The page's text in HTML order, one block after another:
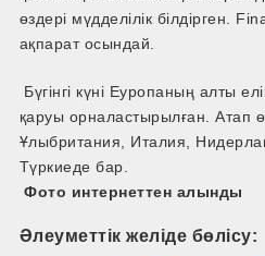
өздері мүдделілік білдірген.
ақпарат осындай.
Бүгінгі күні Еуропаның алты
қаруы орналастырылған. Атап
Ұлыбритания, Италия,
Түркиеде бар.
Фото интернеттен алынды
Әлеуметтік желіде бөлісу: